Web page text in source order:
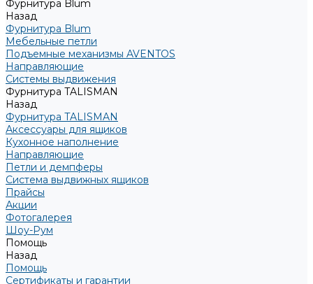
Фурнитура Blum
Назад
Фурнитура Blum
Мебельные петли
Подъемные механизмы AVENTOS
Направляющие
Системы выдвижения
Фурнитура TALISMAN
Назад
Фурнитура TALISMAN
Аксессуары для ящиков
Кухонное наполнение
Направляющие
Петли и демпферы
Система выдвижных ящиков
Прайсы
Акции
Фотогалерея
Шоу-Рум
Помощь
Назад
Помощь
Сертификаты и гарантии